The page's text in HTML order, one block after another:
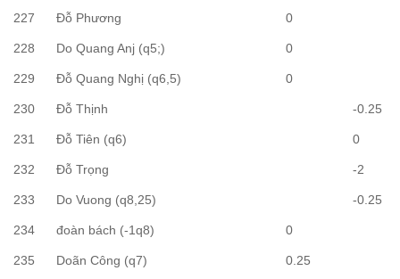
227 Đỗ Phương 0
228 Do Quang Anj (q5;) 0
229 Đỗ Quang Nghị (q6,5) 0
230 Đỗ Thịnh -0.25
231 Đỗ Tiên (q6) 0
232 Đỗ Trọng -2
233 Do Vuong (q8,25) -0.25
234 đoàn bách (-1q8) 0
235 Doãn Công (q7) 0.25